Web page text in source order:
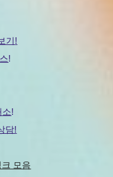
기!
!
소!
담!
모음